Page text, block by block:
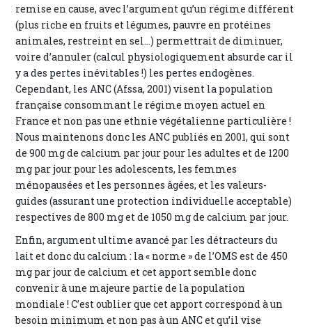
remise en cause, avec l’argument qu’un régime différent
(plus riche en fruits et légumes, pauvre en protéines
animales, restreint en sel…) permettrait de diminuer,
voire d’annuler (calcul physiologiquement absurde car il
y a des pertes inévitables !) les pertes endogènes.
Cependant, les ANC (Afssa, 2001) visent la population
française consommant le régime moyen actuel en
France et non pas une ethnie végétalienne particulière !
Nous maintenons donc les ANC publiés en 2001, qui sont
de 900 mg de calcium par jour pour les adultes et de 1200
mg par jour pour les adolescents, les femmes
ménopausées et les personnes âgées, et les valeurs-
guides (assurant une protection individuelle acceptable)
respectives de 800 mg et de 1050 mg de calcium par jour.
Enfin, argument ultime avancé par les détracteurs du
lait et donc du calcium : la « norme » de l’OMS est de 450
mg par jour de calcium et cet apport semble donc
convenir à une majeure partie de la population
mondiale ! C’est oublier que cet apport correspond à un
besoin minimum et non pas à un ANC et qu’il vise